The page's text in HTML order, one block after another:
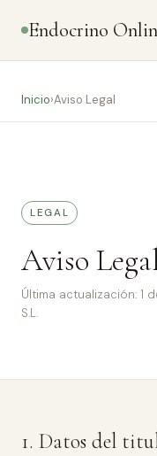
Endocrino
Inicio›Aviso Legal
LEGAL
Aviso
Última actualización: 1
S.L.
1. Datos del